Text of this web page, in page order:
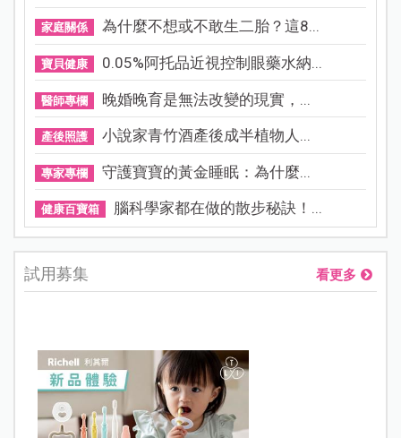
家庭關係 為什麼不想或不敢生二胎？這8...
寶貝健康 0.05%阿托品近視控制眼藥水納...
醫師專欄 晚婚晚育是無法改變的現實，...
產後照護 小說家青竹酒產後成半植物人...
專家專欄 守護寶寶的黃金睡眠：為什麼...
健康百寶箱 腦科學家都在做的散步秘訣！...
試用募集 看更多